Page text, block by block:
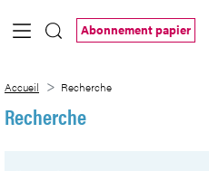
Saut au contenu principal
Abonnement papier
Accueil Recherche
Recherche